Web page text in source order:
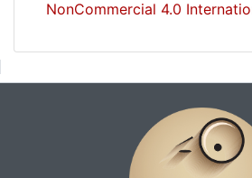
NonCommercial 4.0